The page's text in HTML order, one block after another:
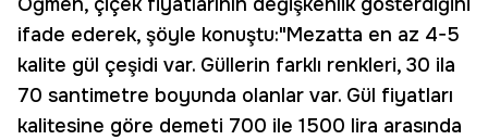
ifade ederek, şöyle konuştu:"Mezatta en az 4-5
kalite gül çeşidi var. Güllerin farklı renkleri, 30 ila
70 santimetre boyunda olanlar var. Gül fiyatları
kalitesine göre demeti 700 ile 1500 lira arasında